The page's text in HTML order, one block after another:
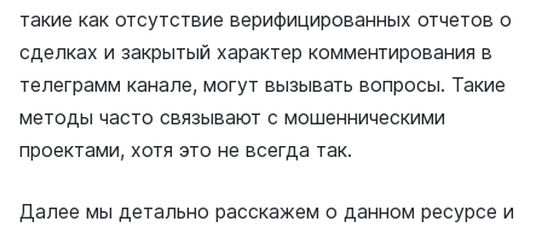
такие как отсутствие верифицированных отчетов о
сделках и закрытый характер комментирования в
телеграмм канале, могут вызывать вопросы. Такие
методы часто связывают с мошенническими
проектами, хотя это не всегда так.
Далее мы детально расскажем о данном ресурсе и